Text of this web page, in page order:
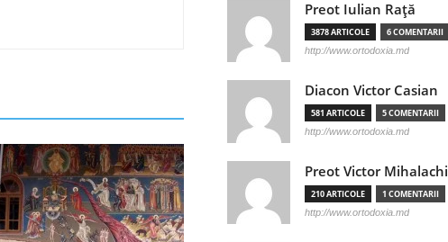
Preot Iulian Raţă
3878 ARTICOLE 6 COMENTARII
http://www.ortodoxia.md
Diacon Victor Casian
581 ARTICOLE 5 COMENTARII
http://www.ortodoxia.md
Preot Victor Mihalachi
210 ARTICOLE 1 COMENTARII
http://www.ortodoxia.md